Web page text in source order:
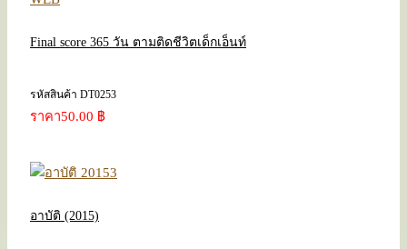
Final score 365 วัน ตามติดชีวิตเด็กเอ็นท์
รหัสสินค้า DT0253
ราคา50.00 ฿
อาบัติ (2015)